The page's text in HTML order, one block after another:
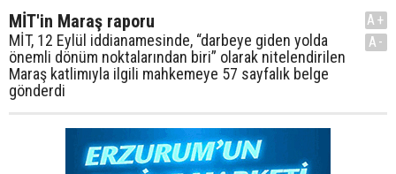
MİT'in Maraş raporu
MİT, 12 Eylül iddianamesinde, “darbeye giden yolda
önemli dönüm noktalarından biri” olarak nitelendirilen
Maraş katlimıyla ilgili mahkemeye 57 sayfalık belge
gönderdi
A+
A-